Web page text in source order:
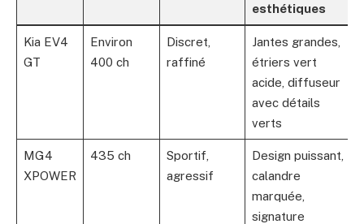
esthétiques
Kia EV4
GT
Environ
400 ch
Discret,
raffiné
Jantes grandes,
étriers vert
acide, diffuseur
avec détails
verts
MG4
XPOWER
435 ch
Sportif,
agressif
Design puissant,
calandre
marquée,
signature